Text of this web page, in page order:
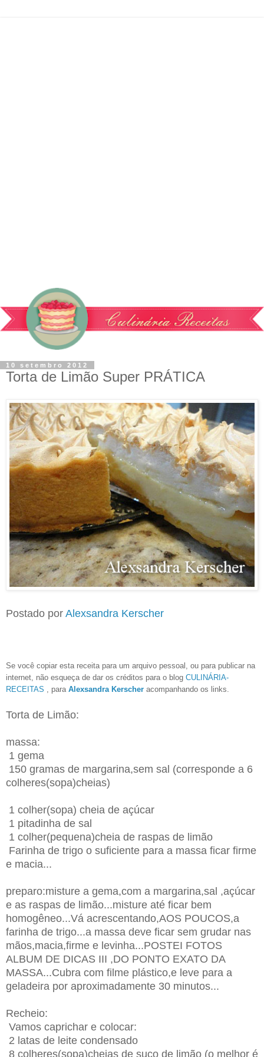
10 setembro 2012
Torta de Limão Super PRÁTICA
Postado por Alexsandra Kerscher
Se você copiar esta receita para um arquivo pessoal, ou para publicar na
internet, não esqueça de dar os créditos para o blog CULINÁRIA-
RECEITAS , para Alexsandra Kerscher acompanhando os links.
Torta de Limão:
massa:
1 gema
150 gramas de margarina,sem sal (corresponde a 6
colheres(sopa)cheias)
1 colher(sopa) cheia de açúcar
1 pitadinha de sal
1 colher(pequena)cheia de raspas de limão
Farinha de trigo o suficiente para a massa ficar firme
e macia...
preparo:misture a gema,com a margarina,sal ,açúcar
e as raspas de limão...misture até ficar bem
homogêneo...Vá acrescentando,AOS POUCOS,a
farinha de trigo...a massa deve ficar sem grudar nas
mãos,macia,firme e levinha...POSTEI FOTOS
ALBUM DE DICAS III ,DO PONTO EXATO DA
MASSA...Cubra com filme plástico,e leve para a
geladeira por aproximadamente 30 minutos...
Recheio:
Vamos caprichar e colocar:
2 latas de leite condensado
8 colheres(sopa)cheias de suco de limão (o melhor é